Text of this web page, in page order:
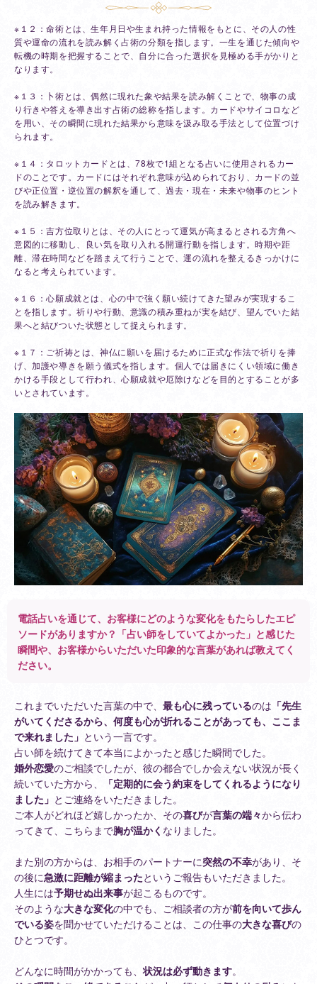
※１２：命術とは、生年月日や生まれ持った情報をもとに、その人の性
質や運命の流れを読み解く占術の分類を指します。一生を通じた傾向や
転機の時期を把握することで、自分に合った選択を見極める手がかりと
なります。
※１３：卜術とは、偶然に現れた象や結果を読み解くことで、物事の成
り行きや答えを導き出す占術の総称を指します。カードやサイコロなど
を用い、その瞬間に現れた結果から意味を汲み取る手法として位置づけ
られます。
※１４：タロットカードとは、78枚で1組となる占いに使用されるカー
ドのことです。カードにはそれぞれ意味が込められており、カードの並
びや正位置・逆位置の解釈を通して、過去・現在・未来や物事のヒント
を読み解きます。
※１５：吉方位取りとは、その人にとって運気が高まるとされる方角へ
意図的に移動し、良い気を取り入れる開運行動を指します。時期や距
離、滞在時間などを踏まえて行うことで、運の流れを整えるきっかけに
なると考えられています。
※１６：心願成就とは、心の中で強く願い続けてきた望みが実現するこ
とを指します。祈りや行動、意識の積み重ねが実を結び、望んでいた結
果へと結びついた状態として捉えられます。
※１７：ご祈祷とは、神仏に願いを届けるために正式な作法で祈りを捧
げ、加護や導きを願う儀式を指します。個人では届きにくい領域に働き
かける手段として行われ、心願成就や厄除けなどを目的とすることが多
いとされています。
電話占いを通じて、お客様にどのような変化をもたらしたエピ
ソードがありますか？「占い師をしていてよかった」と感じた
瞬間や、お客様からいただいた印象的な言葉があれば教えてく
ださい。
これまでいただいた言葉の中で、 最も心に残っているのは 「先生
がいてくださるから、何度も心が折れることがあっても、ここま
で来れました」 という一言です。
占い師を続けてきて本当によかったと感じた瞬間でした。
婚外恋愛のご相談でしたが、彼の都合でしか会えない状況が長く
続いていた方から、
「定期的に会う約束をしてくれるようになり
ました」 とご連絡をいただきました。
ご本人がどれほど嬉しかったか、その喜びが言葉の端々から伝わ
ってきて、こちらまで胸が温かく なりました。
また別の方からは、お相手のパートナーに突然の不幸があり、そ
の後に急激に距離が縮まったというご報告もいただきました。
人生には予期せぬ出来事が起こるものです。
そのような大きな変化の中でも、ご相談者の方が前を向いて歩ん
でいる姿を聞かせていただけることは、この仕事の大きな喜びの
ひとつです。
どんなに時間がかかっても、状況は必ず動きます。